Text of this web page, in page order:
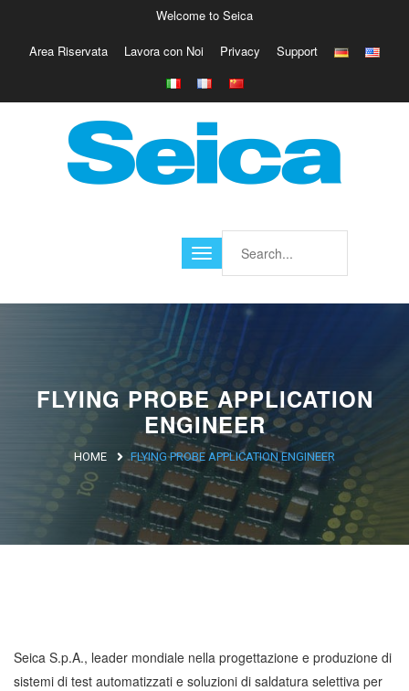
Europe
Italy
Austria
Belgio
Asia
North Africa
Welcome to Seica
Area Riservata Lavora con Noi Privacy Support
FLYING PROBE APPLICATION
ENGINEER
HOME FLYING PROBE APPLICATION ENGINEER
Seica S.p.A., leader mondiale nella progettazione e produzione di
sistemi di test automatizzati e soluzioni di saldatura selettiva per